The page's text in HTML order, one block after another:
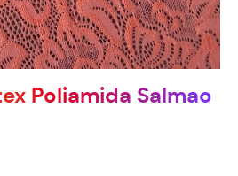
Poliamida Salmao